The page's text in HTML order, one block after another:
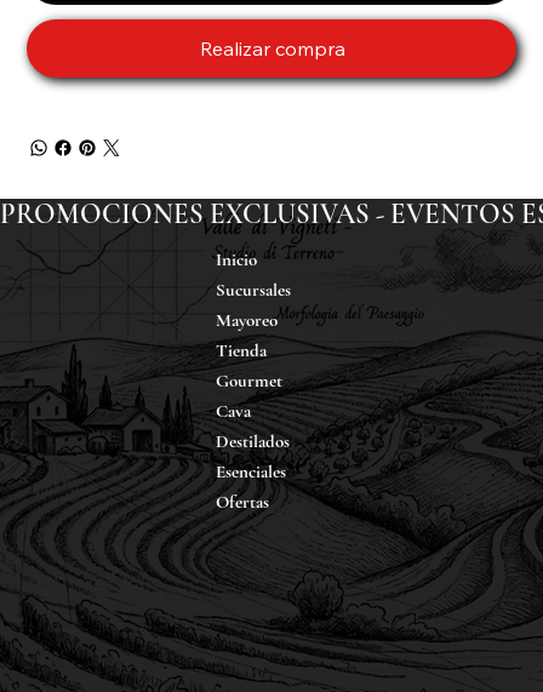
Realizar compra
PROMOCIONES EXCLUSIVAS - EVENTOS
Inicio
Sucursales
Mayoreo
Tienda
Gourmet
Cava
Destilados
Esenciales
Ofertas